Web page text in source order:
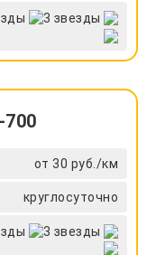
от 30 руб./км
круглосуточно